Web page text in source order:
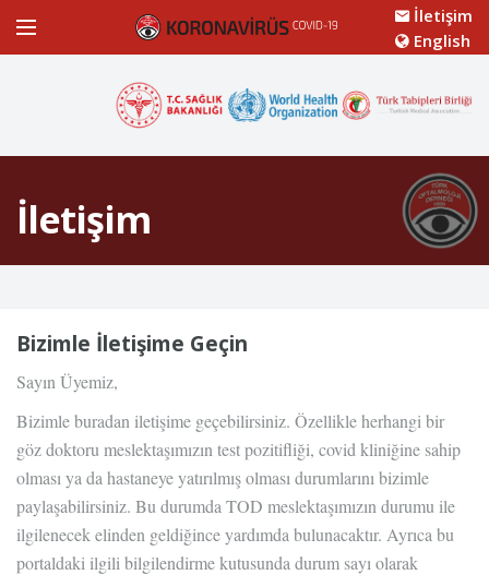
İletişim
English
İletişim
Bizimle İletişime Geçin
Sayın Üyemiz,
Bizimle buradan iletişime geçebilirsiniz. Özellikle herhangi bir
göz doktoru meslektaşımızın test pozitifliği, covid kliniğine sahip
olması ya da hastaneye yatırılmış olması durumlarını bizimle
paylaşabilirsiniz. Bu durumda TOD meslektaşımızın durumu ile
ilgilenecek elinden geldiğince yardımda bulunacaktır. Ayrıca bu
portaldaki ilgili bilgilendirme kutusunda durum sayı olarak